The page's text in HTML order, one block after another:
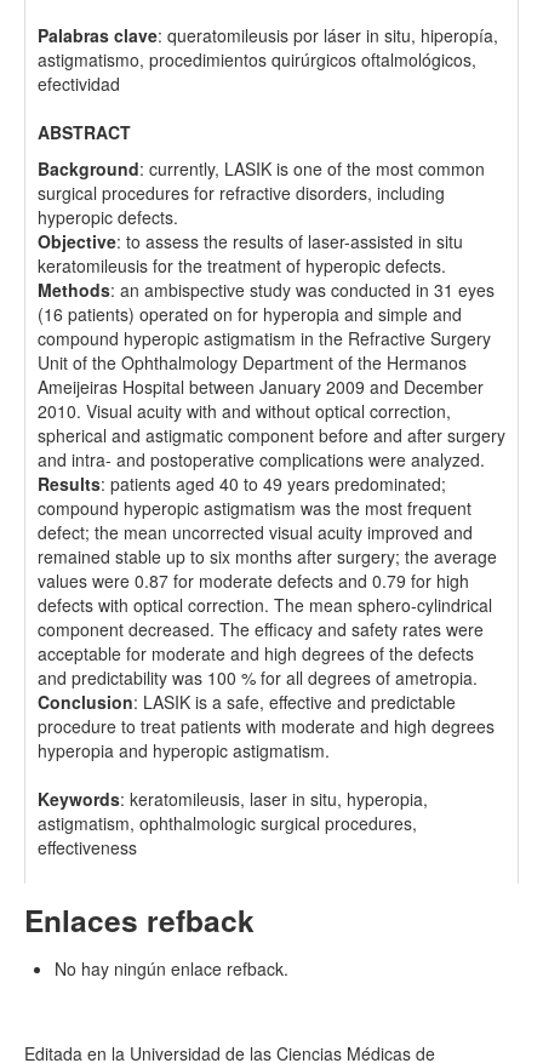
Palabras clave: queratomileusis por láser in situ, hiperopía,
astigmatismo, procedimientos quirúrgicos oftalmológicos,
efectividad
ABSTRACT
Background: currently, LASIK is one of the most common
surgical procedures for refractive disorders, including
hyperopic defects.
Objective: to assess the results of laser-assisted in situ
keratomileusis for the treatment of hyperopic defects.
Methods: an ambispective study was conducted in 31 eyes
(16 patients) operated on for hyperopia and simple and
compound hyperopic astigmatism in the Refractive Surgery
Unit of the Ophthalmology Department of the Hermanos
Ameijeiras Hospital between January 2009 and December
2010. Visual acuity with and without optical correction,
spherical and astigmatic component before and after surgery
and intra- and postoperative complications were analyzed.
Results: patients aged 40 to 49 years predominated;
compound hyperopic astigmatism was the most frequent
defect; the mean uncorrected visual acuity improved and
remained stable up to six months after surgery; the average
values were 0.87 for moderate defects and 0.79 for high
defects with optical correction. The mean sphero-cylindrical
component decreased. The efficacy and safety rates were
acceptable for moderate and high degrees of the defects
and predictability was 100 % for all degrees of ametropia.
Conclusion: LASIK is a safe, effective and predictable
procedure to treat patients with moderate and high degrees
hyperopia and hyperopic astigmatism.
Keywords: keratomileusis, laser in situ, hyperopia,
astigmatism, ophthalmologic surgical procedures,
effectiveness
Enlaces refback
No hay ningún enlace refback.
Editada en la Universidad de las Ciencias Médicas de